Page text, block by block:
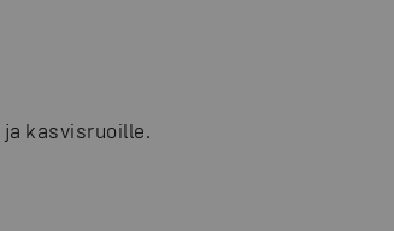
kasvisruoille.